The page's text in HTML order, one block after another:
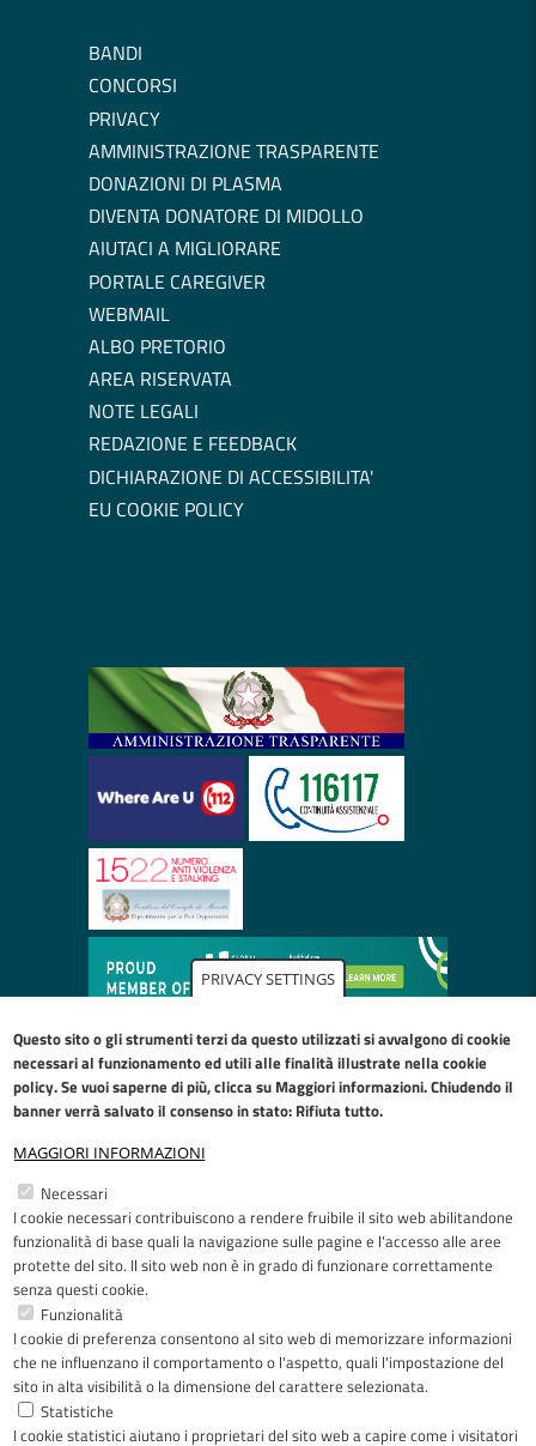
PRIVACY SETTINGS
Questo sito o gli strumenti terzi da questo utilizzati si avvalgono di cookie
necessari al funzionamento ed utili alle finalità illustrate nellacookie
policy. Se vuoi saperne di più, clicca su Maggiori informazioni. Chiudendo il
banner verrà salvato il consenso in stato: Rifiuta tutto.
MAGGIORI INFORMAZIONI
Necessari
I cookie necessari contribuiscono a rendere fruibile il sito web abilitandone
funzionalità di base quali la navigazione sulle pagine e l'accesso alle aree
protette del sito. Il sito web non è in grado di funzionare correttamente
senza questi cookie.
Funzionalità
I cookie di preferenza consentono al sito web di memorizzare informazioni
che ne influenzano il comportamento o l'aspetto, quali l'impostazione del
sito in alta visibilità o la dimensione del carattere selezionata.
Statistiche
I cookie statistici aiutano i proprietari del sito web a capire come i visitatori
BANDI
CONCORSI
PRIVACY
AMMINISTRAZIONE TRASPARENTE
DONAZIONI DI PLASMA
DIVENTA DONATORE DI MIDOLLO
AIUTACI A MIGLIORARE
PORTALE CAREGIVER
WEBMAIL
ALBO PRETORIO
AREA RISERVATA
NOTE LEGALI
REDAZIONE E FEEDBACK
DICHIARAZIONE DI ACCESSIBILITA'
EU COOKIE POLICY
Restiamo in contatto
FacebookYouTubeLinkedInInstagram
Riconoscimenti